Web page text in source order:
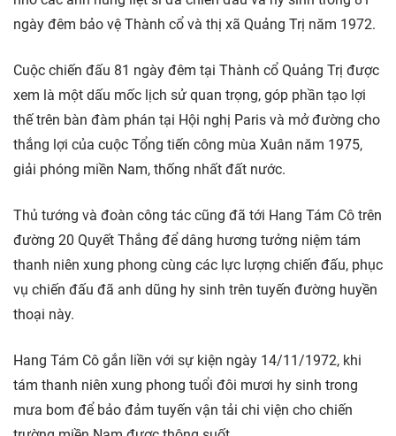
ngày đêm bảo vệ Thành cổ và thị xã Quảng Trị năm 1972.
Cuộc chiến đấu 81 ngày đêm tại Thành cổ Quảng Trị được
xem là một dấu mốc lịch sử quan trọng, góp phần tạo lợi
thế trên bàn đàm phán tại Hội nghị Paris và mở đường cho
thắng lợi của cuộc Tổng tiến công mùa Xuân năm 1975,
giải phóng miền Nam, thống nhất đất nước.
Thủ tướng và đoàn công tác cũng đã tới Hang Tám Cô trên
đường 20 Quyết Thắng để dâng hương tưởng niệm tám
thanh niên xung phong cùng các lực lượng chiến đấu, phục
vụ chiến đấu đã anh dũng hy sinh trên tuyến đường huyền
thoại này.
Hang Tám Cô gắn liền với sự kiện ngày 14/11/1972, khi
tám thanh niên xung phong tuổi đôi mươi hy sinh trong
mưa bom để bảo đảm tuyến vận tải chi viện cho chiến